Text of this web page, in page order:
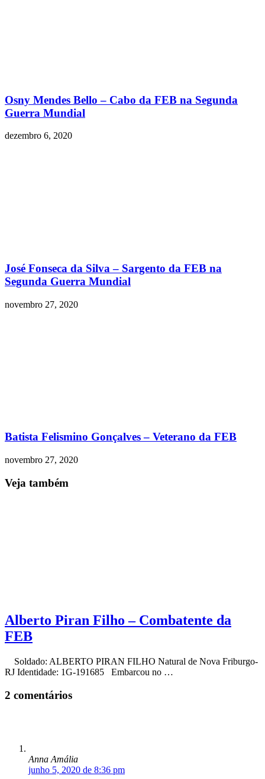
Osny Mendes Bello – Cabo da FEB na Segunda
Guerra Mundial
dezembro 6, 2020
José Fonseca da Silva – Sargento da FEB na
Segunda Guerra Mundial
novembro 27, 2020
Batista Felismino Gonçalves – Veterano da FEB
novembro 27, 2020
Veja também
Alberto Piran Filho – Combatente da
FEB
Soldado: ALBERTO PIRAN FILHO Natural de Nova Friburgo-
RJ Identidade: 1G-191685 Embarcou no …
2 comentários
Anna Amália
junho 5, 2020 de 8:36 pm